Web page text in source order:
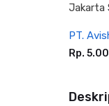
Jakarta
PT.
Rp.